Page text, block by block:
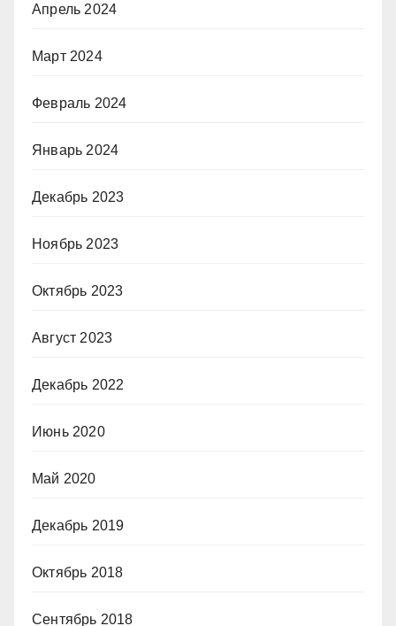
Апрель 2024
Март 2024
Февраль 2024
Январь 2024
Декабрь 2023
Ноябрь 2023
Октябрь 2023
Август 2023
Декабрь 2022
Июнь 2020
Май 2020
Декабрь 2019
Октябрь 2018
Сентябрь 2018